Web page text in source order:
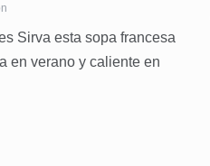
Sirva esta sopa francesa
en verano y caliente en